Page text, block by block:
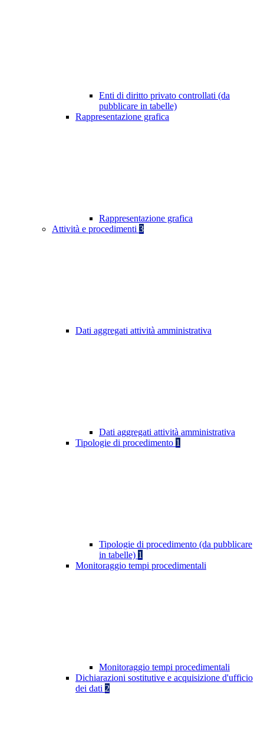
Enti di diritto privato controllati (da
pubblicare in tabelle)
Rappresentazione grafica
Rappresentazione grafica
Attività e procedimenti 3
Dati aggregati attività amministrativa
Dati aggregati attività amministrativa
Tipologie di procedimento 1
Tipologie di procedimento (da pubblicare
in tabelle) 1
Monitoraggio tempi procedimentali
Monitoraggio tempi procedimentali
Dichiarazioni sostitutive e acquisizione d'ufficio
dei dati 2